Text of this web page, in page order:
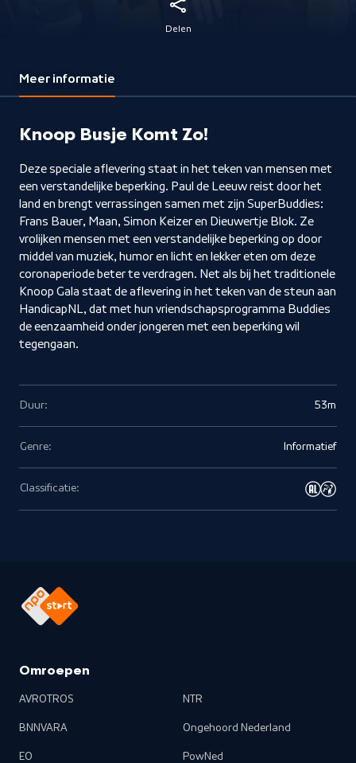
Delen
Meer informatie
Knoop Busje Komt Zo!
Deze speciale aflevering staat in het teken van mensen met
een verstandelijke beperking. Paul de Leeuw reist door het
land en brengt verrassingen samen met zijn SuperBuddies:
Frans Bauer, Maan, Simon Keizer en Dieuwertje Blok. Ze
vrolijken mensen met een verstandelijke beperking op door
middel van muziek, humor en licht en lekker eten om deze
coronaperiode beter te verdragen. Net als bij het traditionele
Knoop Gala staat de aflevering in het teken van de steun aan
HandicapNL, dat met hun vriendschapsprogramma Buddies
de eenzaamheid onder jongeren met een beperking wil
tegengaan.
Duur: 53m
Genre: Informatief
Classificatie:
Omroepen
AVROTROS
BNNVARA
EO
NTR
Ongehoord Nederland
PowNed